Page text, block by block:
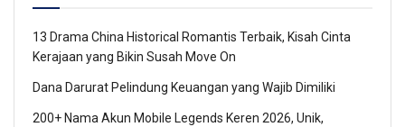
13 Drama China Historical Romantis Terbaik, Kisah Cinta
Kerajaan yang Bikin Susah Move On
Dana Darurat Pelindung Keuangan yang Wajib Dimiliki
200+ Nama Akun Mobile Legends Keren 2026, Unik,